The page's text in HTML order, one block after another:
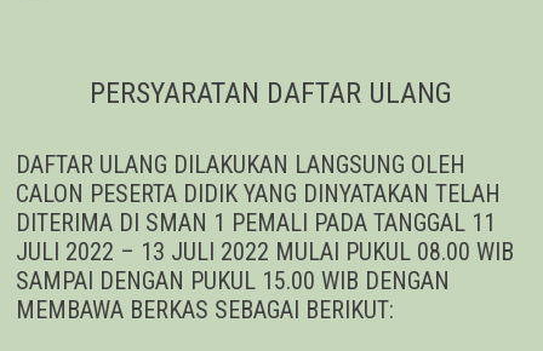
PERSYARATAN DAFTAR ULANG
DAFTAR ULANG DILAKUKAN LANGSUNG OLEH
CALON PESERTA DIDIK YANG DINYATAKAN TELAH
DITERIMA DI SMAN 1 PEMALI PADA TANGGAL 11
JULI 2022 – 13 JULI 2022 MULAI PUKUL 08.00 WIB
SAMPAI DENGAN PUKUL 15.00 WIB DENGAN
MEMBAWA BERKAS SEBAGAI BERIKUT: